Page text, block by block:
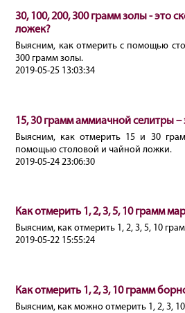
30, 100, 200, 300 грамм золы - это
ложек?
Выясним, как отмерить с помощью
300 грамм золы.
2019-05-25 13:03:34
15, 30 грамм аммиачной селитры –
Выясним, как отмерить 15 и 30
помощью столовой и чайной ложки.
2019-05-24 23:06:30
Как отмерить 1, 2, 3, 5, 10 грамм
Выясним, как отмерить 1, 2, 3, 5, 10
2019-05-22 15:55:24
Как отмерить 1, 2, 3, 10 грамм
Выясним, как можно отмерить 1, 2, 3,